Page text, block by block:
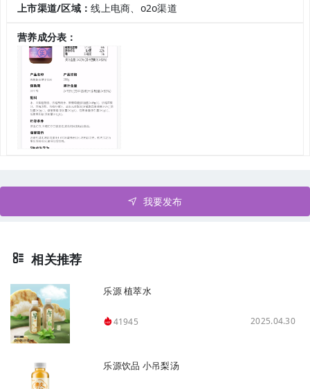
上市渠道/区域：线上电商、o2o渠道
营养成分表：
我要发布
相关推荐
乐源 植萃水
41945 2025.04.30
乐源饮品 小吊梨汤